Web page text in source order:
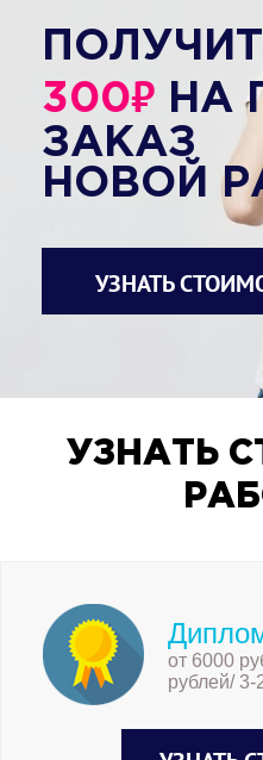
300₽ НА
ЗАКАЗ
НОВОЙ
УЗНАТЬ
УЗНАТЬ
от 6000
рублей/ 3-